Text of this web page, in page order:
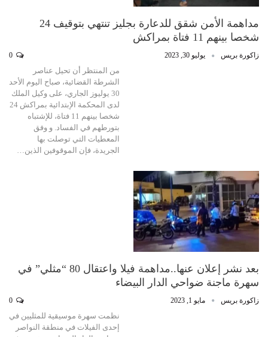
مداهمة الأمن شقق للدعارة بجليز تنتهي بتوقيف 24
شخصا بينهم 11 فتاة بمراكش
زاكورة بريس يوليو 30, 2023
من المنتظر أن تحيل عناصر
الشرطة القضائية، صباح اليوم الأحد
30 يوليوز الجاري، على وكيل الملك
لدى المحكمة الإبتدائية بمراكش 24
شخصا بينهم 11 فتاة، للإشتباه
بتورطهم في الفساد. و وفق
المعطيات التي توصلت بها
الجريدة، فإن الموقوفين الذين…
بعد نشر إعلان عنها..مداهمة فيلا واعتقال 80 “مثلي” في
سهرة ماجنة ضواحي الدار البيضاء
زاكورة بريس مايو 1, 2023
نظمت سهرة موسيقية للمثليين في
إحدى الفيلات في منطقة النواصر